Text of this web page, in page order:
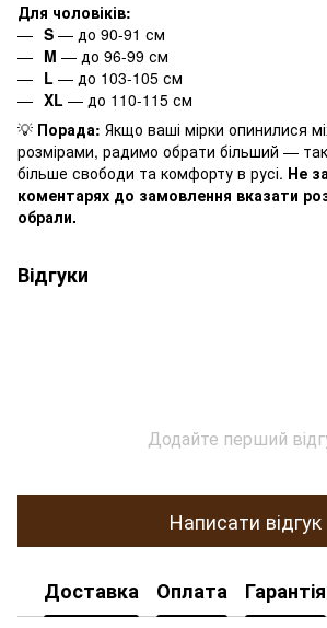
Для чоловіків:
S — до 90-91 см
M — до 96-99 см
L — до 103-105 см
XL — до 110-115 см
💡 Порада: Якщо ваші мірки опинилися
розмірами, радимо обрати більший —
більше свободи та комфорту в русі. Не
коментарях до замовлення вказати
обрали.
Відгуки
Додайте перший
Написати відгук
Доставка Оплата Гарантія